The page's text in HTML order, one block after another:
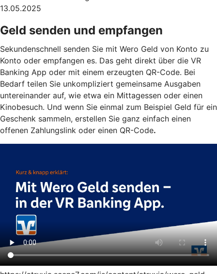
13.05.2025
Geld senden und empfangen
Sekundenschnell senden Sie mit Wero Geld von Konto zu
Konto oder empfangen es. Das geht direkt über die VR
Banking App oder mit einem erzeugten QR-Code. Bei
Bedarf teilen Sie unkompliziert gemeinsame Ausgaben
untereinander auf, wie etwa ein Mittagessen oder einen
Kinobesuch. Und wenn Sie einmal zum Beispiel Geld für ein
Geschenk sammeln, erstellen Sie ganz einfach einen
offenen Zahlungslink oder einen QR-Code.